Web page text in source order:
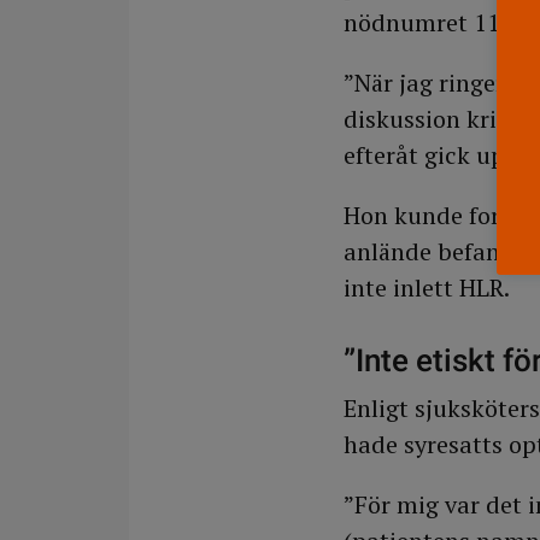
nödnumret 112.
”När jag ringer
diskussion kring
efteråt gick upp
Hon kunde
anlände befann
inte inlett HLR.
”Inte etiskt
Enligt
hade syresatts
”För mig var det